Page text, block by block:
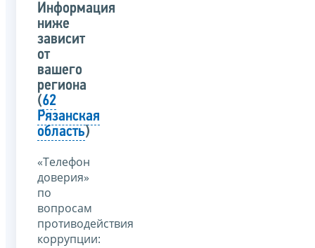
Информация
ниже
зависит
от
вашего
региона
(62
Рязанская
область)
«Телефон
доверия»
по
вопросам
противодействия
коррупции: